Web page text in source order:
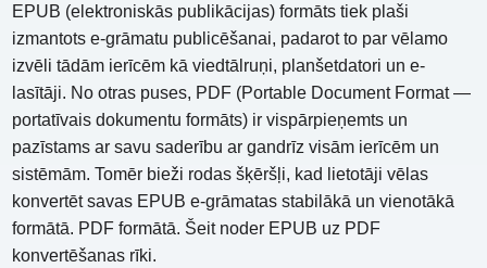
EPUB (elektroniskās publikācijas) formāts tiek plaši
izmantots e-grāmatu publicēšanai, padarot to par vēlamo
izvēli tādām ierīcēm kā viedtālruņi, planšetdatori un e-
lasītāji. No otras puses, PDF (Portable Document Format —
portatīvais dokumentu formāts) ir vispārpieņemts un
pazīstams ar savu saderību ar gandrīz visām ierīcēm un
sistēmām. Tomēr bieži rodas šķēršļi, kad lietotāji vēlas
konvertēt savas EPUB e-grāmatas stabilākā un vienotākā
formātā. PDF formātā. Šeit noder EPUB uz PDF
konvertēšanas rīki.